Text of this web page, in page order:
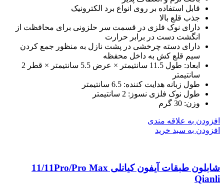
قابل استفاده بر روی انواع برد الکترونیک
جذب قلع بالا
دارای نوک فلزی در قسمت سر حلزونی برای محافظت از
انگشت دست در برابر حرارت
دارای دسته چرخشی در پشت نازل به منظور جمع کردن
سیم قلع کش به داخل محفظه
ابعاد: طول 11.5 سانتیمتر × عرض 5.5 سانتیمتر × قطر 2
سانتیمتر
طول زبانه هدایت کننده: 6.5 سانتیمتر
طول نوک فلزی نسوز: 2 سانتیمتر
وزن: 30 گرم
افزودن به علاقه مندی
افزودن به سبد خرید
شابلون طبقات آیفون کیانلی 11/11Pro/Pro Max
Qianli